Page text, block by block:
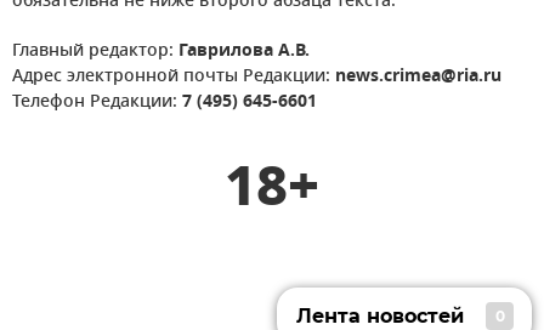
Главный редактор: Гаврилова А.В.
Адрес электронной почты Редакции: news.crimea@ria.ru
Телефон Редакции: 7 (495) 645-6601
18+
Лента новостей 0